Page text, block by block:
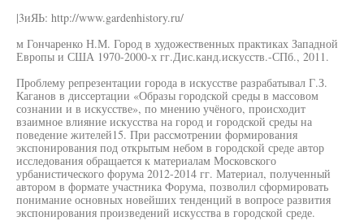
|3иЯЬ: http://www.gardenhistory.ru/
м Гончаренко Н.М. Город в художественных практиках Западной
Европы и США 1970-2000-х гг.Дис.канд.искусств.-СПб., 2011.
Проблему репрезентации города в искусстве разрабатывал Г.З.
Каганов в диссертации «Образы городской среды в массовом
сознании и в искусстве», по мнению учёного, происходит
взаимное влияние искусства на город и городской среды на
поведение жителей15. При рассмотрении формирования
экспонирования под открытым небом в городской среде автор
исследования обращается к материалам Московского
урбанистического форума 2012-2014 гг. Материал, полученный
автором в формате участника Форума, позволил сформировать
понимание основных новейших тенденций в вопросе развития
экспонирования произведений искусства в городской среде.